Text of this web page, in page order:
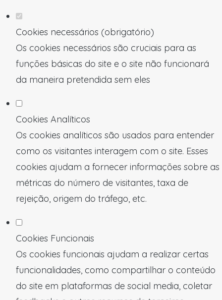
Cookies necessários (obrigatório)
Os cookies necessários são cruciais para as
funções básicas do site e o site não funcionará
da maneira pretendida sem eles
Cookies Analíticos
Os cookies analíticos são usados para entender
como os visitantes interagem com o site. Esses
cookies ajudam a fornecer informações sobre as
métricas do número de visitantes, taxa de
rejeição, origem do tráfego, etc.
Cookies Funcionais
Os cookies funcionais ajudam a realizar certas
funcionalidades, como compartilhar o conteúdo
do site em plataformas de social media, coletar